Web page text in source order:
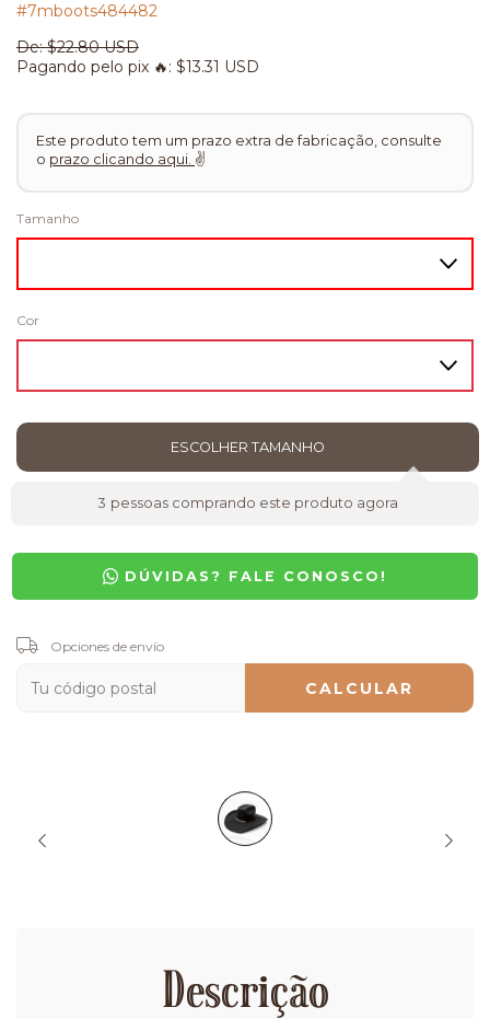
#7mboots484482
De:$22.80 USD
Pagando pelo pix 🔥: $13.31 USD
Este produto tem um prazo extra de fabricação, consulte
o prazo clicando aqui. ✌
Tamanho
Cor
3 pessoas comprando este produto agora
DÚVIDAS? FALE CONOSCO!
Entregas para el CP:
Opciones de envío
CALCULAR
Descrição